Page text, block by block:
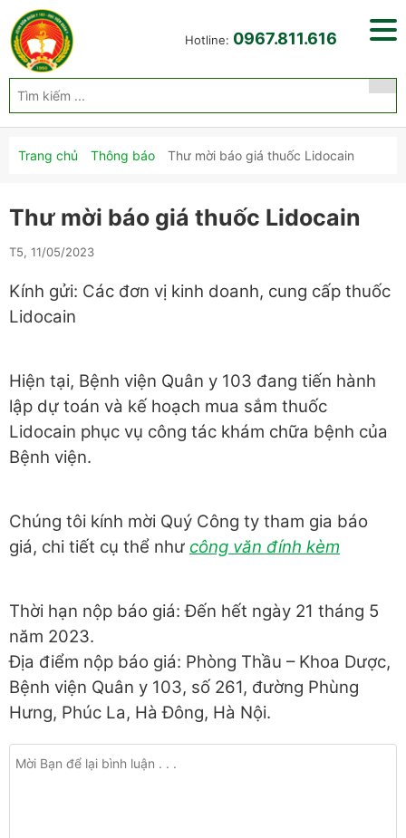
Hotline: 0967.811.616
Trang chủ Thông báo Thư mời báo giá thuốc Lidocain
Thư mời báo giá thuốc Lidocain
T5, 11/05/2023
Kính gửi: Các đơn vị kinh doanh, cung cấp thuốc
Lidocain
Hiện tại, Bệnh viện Quân y 103 đang tiến hành
lập dự toán và kế hoạch mua sắm thuốc
Lidocain phục vụ công tác khám chữa bệnh của
Bệnh viện.
Chúng tôi kính mời Quý Công ty tham gia báo
giá, chi tiết cụ thể như công văn đính kèm
Thời hạn nộp báo giá: Đến hết ngày 21 tháng 5
năm 2023.
Địa điểm nộp báo giá: Phòng Thầu – Khoa Dược,
Bệnh viện Quân y 103, số 261, đường Phùng
Hưng, Phúc La, Hà Đông, Hà Nội.